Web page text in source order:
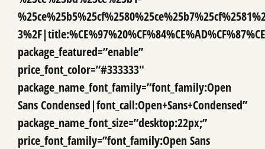
package_featured=”enable”
price_font_color=”#333333″
package_name_font_family=”font_family:Open
Sans Condensed|font_call:Open+Sans+Condensed”
package_name_font_size=”desktop:22px;”
price_font_family=”font_family:Open Sans